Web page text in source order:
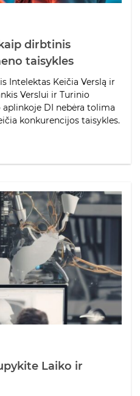
dirbtinis
taisykles
Intelektas Keičia Verslą ir
Verslui ir Turinio
DI nebėra tolima
konkurencijos taisykles.
Laiko ir